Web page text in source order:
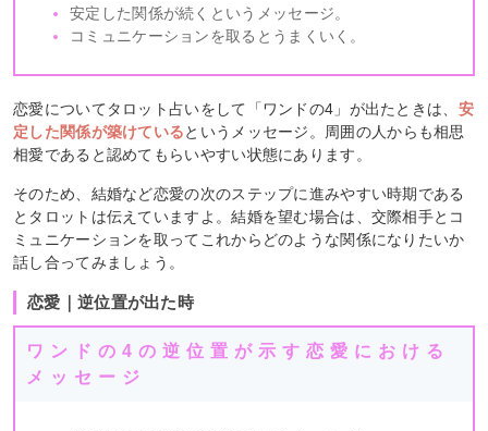
安定した関係が続くというメッセージ。
コミュニケーションを取るとうまくいく。
恋愛についてタロット占いをして「ワンドの4」が出たときは、 安
定した関係が築けているというメッセージ。周囲の人からも相思
相愛であると認めてもらいやすい状態にあります。
そのため、結婚など恋愛の次のステップに進みやすい時期である
とタロットは伝えていますよ。結婚を望む場合は、交際相手とコ
ミュニケーションを取ってこれからどのような関係になりたいか
話し合ってみましょう。
恋愛｜逆位置が出た時
ワンドの4の逆位置が示す恋愛における
メッセージ